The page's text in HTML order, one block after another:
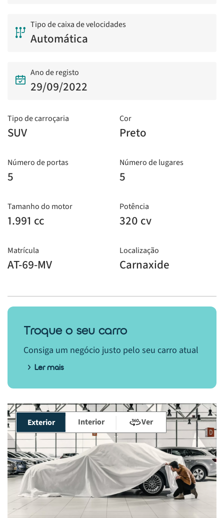
Tipo de caixa de velocidades
Automática
Ano de registo
29/09/2022
Tipo de carroçaria
SUV
Cor
Preto
Número de portas
5
Número de lugares
5
Tamanho do motor
1.991 cc
Potência
320 cv
Matrícula
AT-69-MV
Localização
Carnaxide
Troque o seu carro
Consiga um negócio justo pelo seu carro atual
Ler mais
Exterior Interior Ver